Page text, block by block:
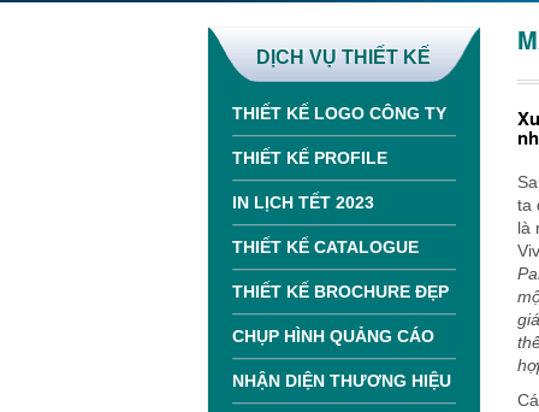
DỊCH VỤ THIẾT KẾ
THIẾT KẾ LOGO CÔNG TY
THIẾT KẾ PROFILE
IN LỊCH TẾT 2023
THIẾT KẾ CATALOGUE
THIẾT KẾ BROCHURE ĐẸP
CHỤP HÌNH QUẢNG CÁO
NHẬN DIỆN THƯƠNG HIỆU
ta
là